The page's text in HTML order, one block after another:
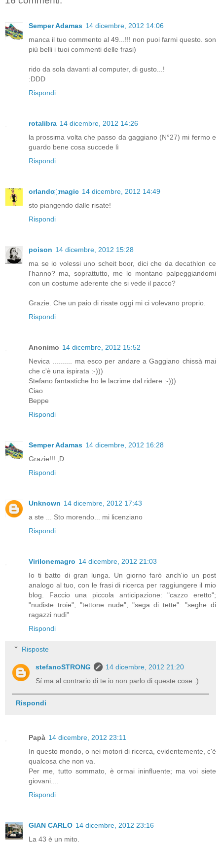
Semper Adamas 14 dicembre, 2012 14:06
manca il tuo commento al 49...!!! non puoi farmi questo. son
più belli i tuoi commenti delle frasi)
rido da sola davanti al computer, di gusto...!
:DDD
Rispondi
rotalibra 14 dicembre, 2012 14:26
la prossima volta che passo da gaggiano (N°27) mi fermo e
guardo bene cosa succede lì
Rispondi
orlando ҉ magic 14 dicembre, 2012 14:49
sto piangendo dalle risate!
Rispondi
poison 14 dicembre, 2012 15:28
ma se io volessi uno scheit boor, dici che da decathlon ce
l'hanno? ma, soprattutto, me lo montano palpeggiandomi
con un costume aderente che si vede il pacco?
Grazie. Che un paio di risate oggi mi ci volevano proprio.
Rispondi
Anonimo 14 dicembre, 2012 15:52
Nevica .......... ma esco per andare a Gaggiano chissà mai
che c'è una ispirata :-)))
Stefano fantastiche ho le lacrime dal ridere :-)))
Ciao
Beppe
Rispondi
Semper Adamas 14 dicembre, 2012 16:28
Grazie!!! ;D
Rispondi
Unknown 14 dicembre, 2012 17:43
a ste ... Sto morendo... mi licenziano
Rispondi
Virilonemagro 14 dicembre, 2012 21:03
Io ti batto di gran lunga. Un giorno farò anch'io un post
analogo al tuo, con le frasi di ricerca per raggiungere il mio
blog. Faccio una piccola anticipazione: "cazzo eretto";
"nudiste troie"; "tettone nude"; "sega di tette": "seghe di
ragazzi nudi"
Rispondi
Risposte
stefanoSTRONG
14 dicembre, 2012 21:20
Sí ma al contrario di te io non parlo di queste cose :)
Rispondi
Papà 14 dicembre, 2012 23:11
In questo mondo, o nei motori di ricerca, evidentemente, c'è
qualcosa che non va.
Per me, tutto sommato, è ormai ininfluente; ma voi siete
giovani....
Rispondi
GIAN CARLO 14 dicembre, 2012 23:16
La 43 è un mito.